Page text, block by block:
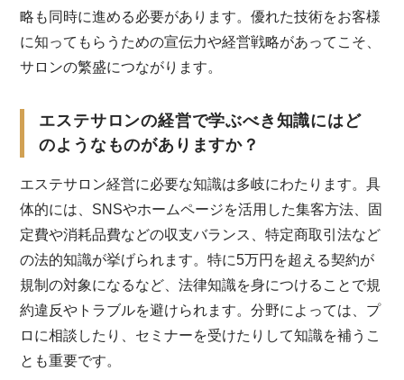
略も同時に進める必要があります。優れた技術をお客様
に知ってもらうための宣伝力や経営戦略があってこそ、
サロンの繁盛につながります。
エステサロンの経営で学ぶべき知識にはど
のようなものがありますか？
エステサロン経営に必要な知識は多岐にわたります。具
体的には、SNSやホームページを活用した集客方法、固
定費や消耗品費などの収支バランス、特定商取引法など
の法的知識が挙げられます。特に5万円を超える契約が
規制の対象になるなど、法律知識を身につけることで規
約違反やトラブルを避けられます。分野によっては、プ
ロに相談したり、セミナーを受けたりして知識を補うこ
とも重要です。